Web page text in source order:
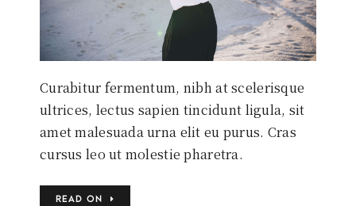
Curabitur fermentum, nibh at scelerisque
ultrices, lectus sapien tincidunt ligula, sit
amet malesuada urna elit eu purus. Cras
cursus leo ut molestie pharetra.
READ ON